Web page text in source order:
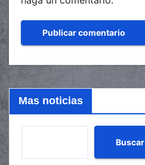
Mas noticias
Buscar